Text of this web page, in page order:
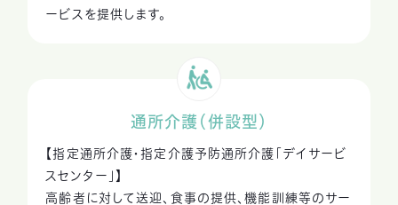
ービスを提供します。
通所介護（併設型）
【指定通所介護・指定介護予防通所介護「デイサービ
スセンター」】
高齢者に対して送迎、食事の提供、機能訓練等のサー